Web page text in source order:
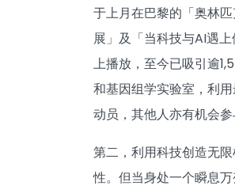
于上月在巴黎的「奥林
展」及「当科技与AI遇
上播放，至今已吸引逾
和基因组学实验室，利
动员，其他人亦有机会
第二，利用科技创造无
性。但当身处一个瞬息